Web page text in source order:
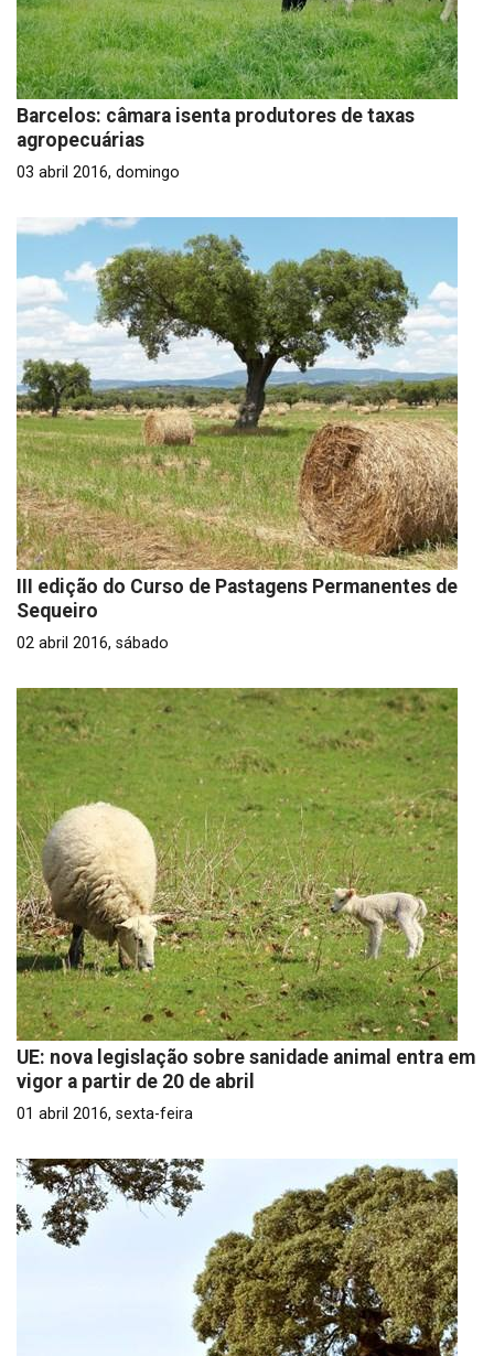
Barcelos: câmara isenta produtores de taxas
agropecuárias
03 abril 2016, domingo
III edição do Curso de Pastagens Permanentes de
Sequeiro
02 abril 2016, sábado
UE: nova legislação sobre sanidade animal entra em
vigor a partir de 20 de abril
01 abril 2016, sexta-feira